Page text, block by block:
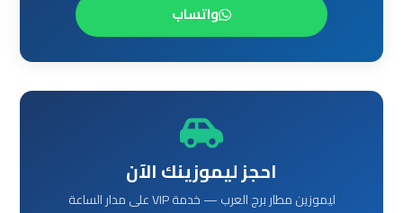
واتساب
احجز ليموزينك الآن
ليموزين مطار برج العرب — خدمة VIP على مدار الساعة
ليموزين
ليموزين